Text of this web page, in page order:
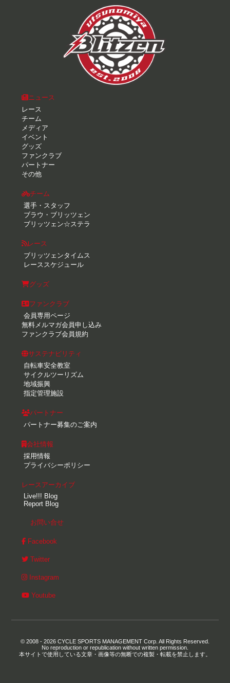
ニュース
レース
チーム
メディア
イベント
グッズ
ファンクラブ
パートナー
その他
チーム
選手・スタッフ
ブラウ・ブリッツェン
ブリッツェン☆ステラ
レース
ブリッツェンタイムス
レーススケジュール
グッズ
ファンクラブ
会員専用ページ
無料メルマガ会員申し込み
ファンクラブ会員規約
サステナビリティ
自転車安全教室
サイクルツーリズム
地域振興
指定管理施設
パートナー
パートナー募集のご案内
会社情報
採用情報
プライバシーポリシー
レースアーカイブ
Live!!! Blog
Report Blog
お問い合せ
Facebook
Twitter
Instagram
Youtube
© 2008 - 2026 CYCLE SPORTS MANAGEMENT Corp. All Rights Reserved.
No reproduction or republication without written permission.
本サイトで使用している文章・画像等の無断での複製・転載を禁止します。